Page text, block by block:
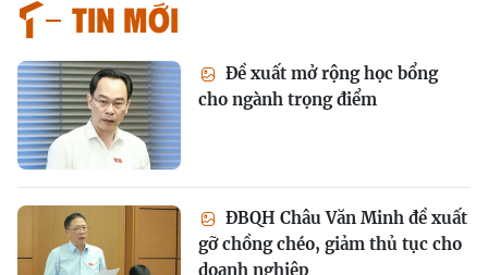
Tin mới
Đề xuất mở rộng học bổng
cho ngành trọng điểm
ĐBQH Châu Văn Minh đề xuất
gỡ chồng chéo, giảm thủ tục cho
doanh nghiệp